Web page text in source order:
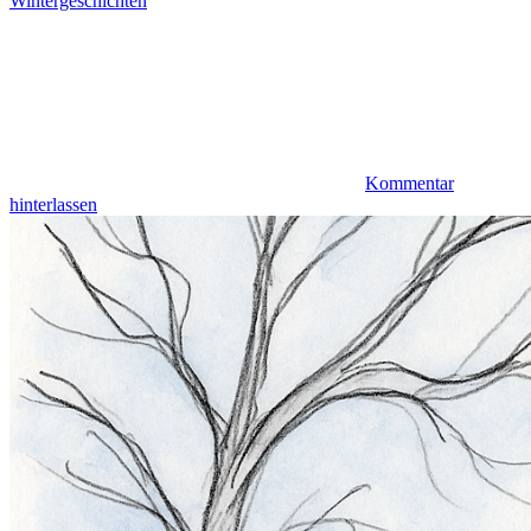
Kommentar
hinterlassen